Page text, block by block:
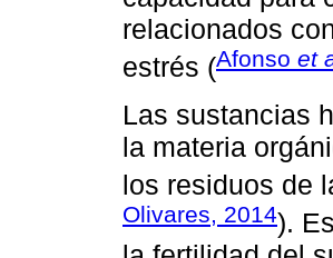
relacionados
estrés (Afonso et
Las sustancias
la materia
los residuos de
Olivares, 2014).